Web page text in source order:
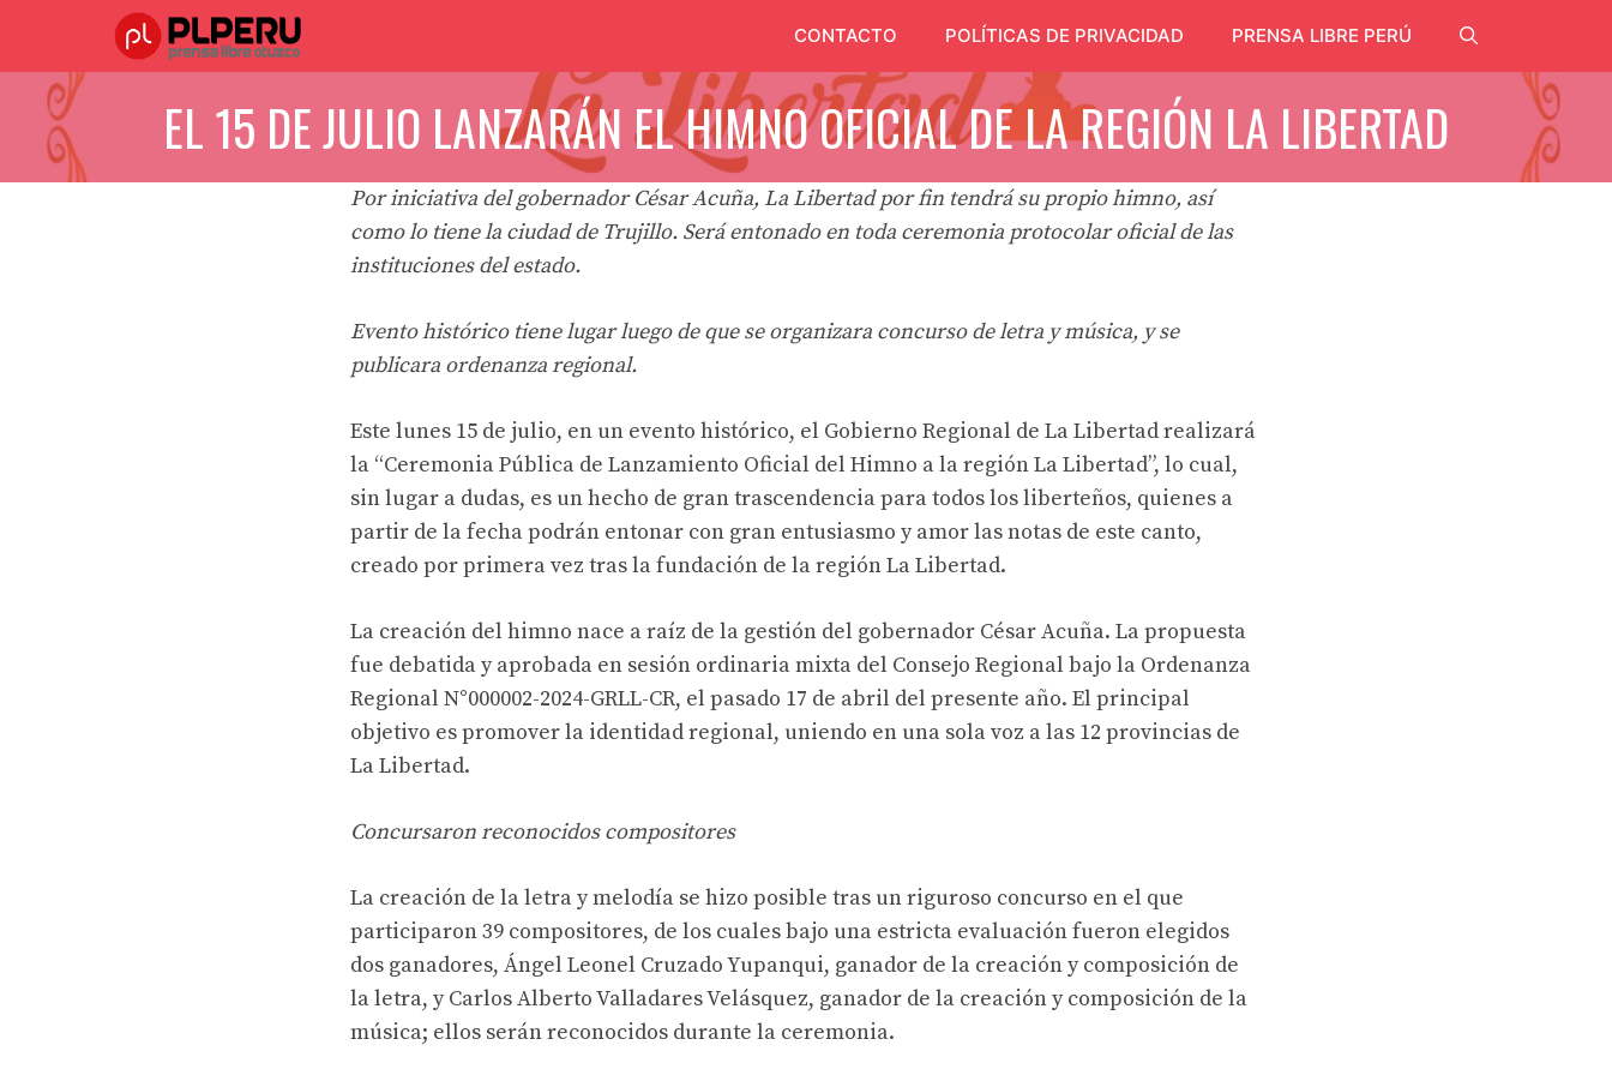
contenido
CONTACTO POLÍTICAS DE PRIVACIDAD PRENSA LIBRE PERÚ
EL 15 DE JULIO LANZARÁN EL HIMNO OFICIAL DE LA REGIÓN LA LIBERTAD
Por iniciativa del gobernador César Acuña, La Libertad por fin tendrá su propio himno, así
como lo tiene la ciudad de Trujillo. Será entonado en toda ceremonia protocolar oficial de las
instituciones del estado.
Evento histórico tiene lugar luego de que se organizara concurso de letra y música, y se
publicara ordenanza regional.
Este lunes 15 de julio, en un evento histórico, el Gobierno Regional de La Libertad realizará
la “Ceremonia Pública de Lanzamiento Oficial del Himno a la región La Libertad”, lo cual,
sin lugar a dudas, es un hecho de gran trascendencia para todos los liberteños, quienes a
partir de la fecha podrán entonar con gran entusiasmo y amor las notas de este canto,
creado por primera vez tras la fundación de la región La Libertad.
La creación del himno nace a raíz de la gestión del gobernador César Acuña. La propuesta
fue debatida y aprobada en sesión ordinaria mixta del Consejo Regional bajo la Ordenanza
Regional N°000002-2024-GRLL-CR, el pasado 17 de abril del presente año. El principal
objetivo es promover la identidad regional, uniendo en una sola voz a las 12 provincias de
La Libertad.
Concursaron reconocidos compositores
La creación de la letra y melodía se hizo posible tras un riguroso concurso en el que
participaron 39 compositores, de los cuales bajo una estricta evaluación fueron elegidos
dos ganadores, Ángel Leonel Cruzado Yupanqui, ganador de la creación y composición de
la letra, y Carlos Alberto Valladares Velásquez, ganador de la creación y composición de la
música; ellos serán reconocidos durante la ceremonia.